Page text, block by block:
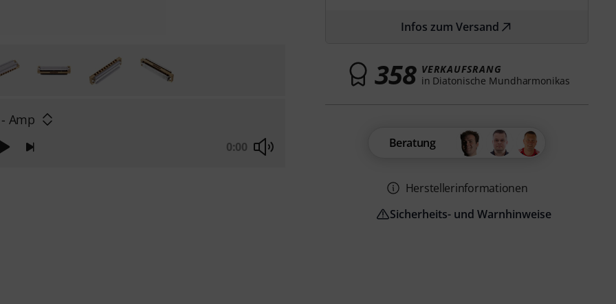
Amp
0:00
Infos zum Versand
358 VERKAUFSRANG
in Diatonische Mundharmonikas
Beratung
Herstellerinformationen
Sicherheits- und Warnhinweise